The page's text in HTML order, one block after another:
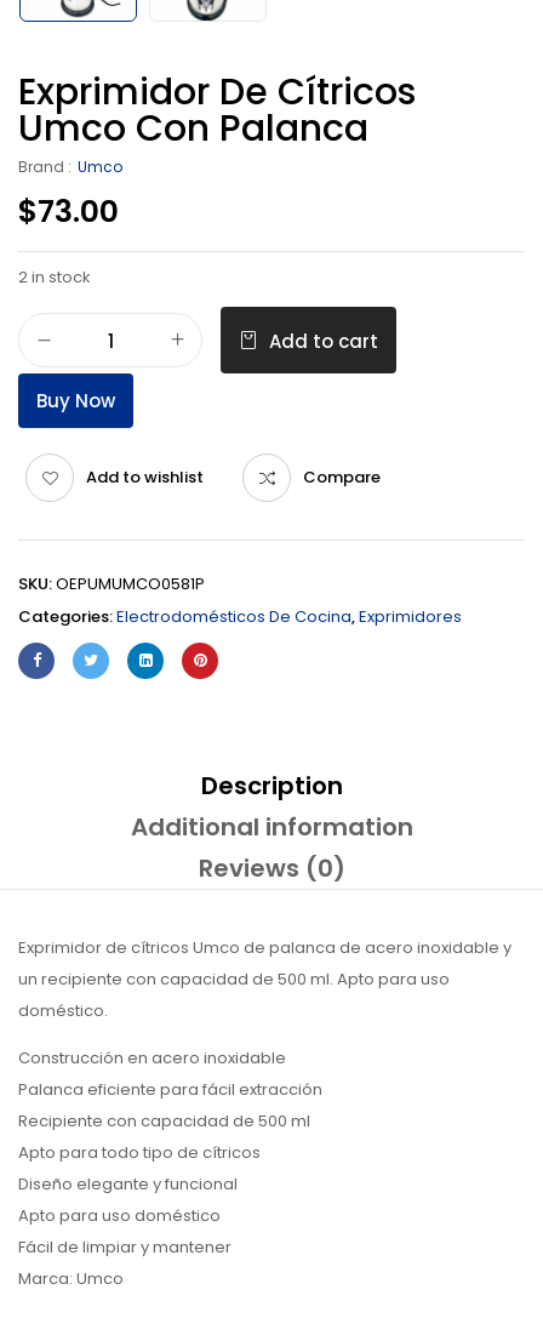
Exprimidor De Cítricos
Umco Con Palanca
Brand : Umco
$73.00
2 in stock
Add to cart
Buy Now
Add to wishlist Compare
SKU:OEPUMUMCO0581P
Categories:Electrodomésticos De Cocina,Exprimidores
Description
Additional information
Reviews (0)
Exprimidor de cítricos Umco de palanca de acero inoxidable y
un recipiente con capacidad de 500 ml. Apto para uso
doméstico.
Construcción en acero inoxidable
Palanca eficiente para fácil extracción
Recipiente con capacidad de 500 ml
Apto para todo tipo de cítricos
Diseño elegante y funcional
Apto para uso doméstico
Fácil de limpiar y mantener
Marca: Umco